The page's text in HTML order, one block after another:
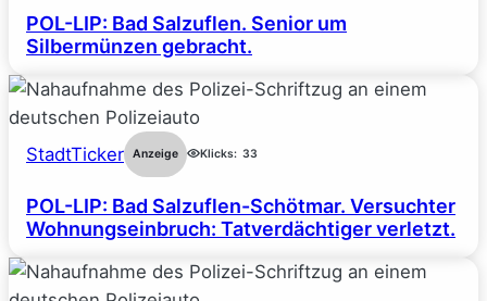
POL-LIP: Bad Salzuflen. Senior um
Silbermünzen gebracht.
StadtTicker Anzeige Klicks: 33
POL-LIP: Bad Salzuflen-Schötmar. Versuchter
Wohnungseinbruch: Tatverdächtiger verletzt.